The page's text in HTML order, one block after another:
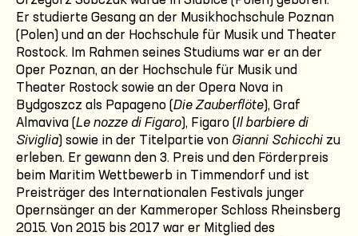
Er studierte Gesang an der Musikhochschule Poznan
(Polen) und an der Hochschule für Musik und Theater
Rostock. Im Rahmen seines Studiums war er an der
Oper Poznan, an der Hochschule für Musik und
Theater Rostock sowie an der Opera Nova in
Bydgoszcz als Papageno (Die Zauberflöte), Graf
Almaviva (Le nozze di Figaro), Figaro (Il barbiere di
Siviglia) sowie in der Titelpartie von Gianni Schicchi zu
erleben. Er gewann den 3. Preis und den Förderpreis
beim Maritim Wettbewerb in Timmendorf und ist
Preisträger des Internationalen Festivals junger
Opernsänger an der Kammeroper Schloss Rheinsberg
2015. Von 2015 bis 2017 war er Mitglied des